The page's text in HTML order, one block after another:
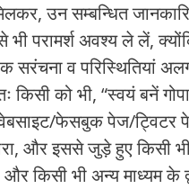
उन सम्बन्धित
भी परामर्श अवश्य ले लें,
सरंचना व परिस्थितियां
किसी को भी, “स्वयं बनें
फेसबुक पेज/ट्विटर
और इससे जुड़े हुए किसी
और किसी भी अन्य माध्यम के